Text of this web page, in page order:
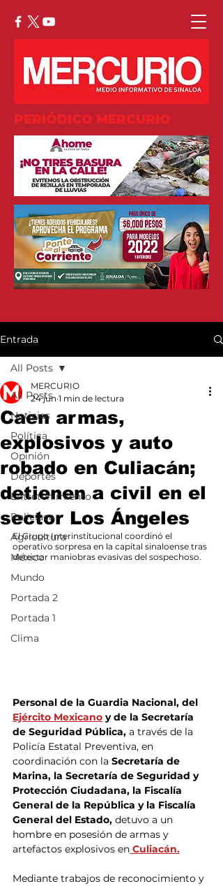
PERIÓDICO MERCURIO
Entrada
All Posts
Noticias
Política
Opinión
Deportes
Entretenimiento
Policiaca
Agricultura
México
Mundo
Portada 2
Portada 1
Clima
All Posts
Caen armas,
explosivos y auto
robado en Culiacán;
detienen a civil en el
sector Los Ángeles
MERCURIO
24 jun 1 min de lectura
El Grupo Interinstitucional coordinó el
operativo sorpresa en la capital sinaloense tras
detectar maniobras evasivas del sospechoso.
Personal de la Guardia Nacional, del
Ejército Mexicano y de la Secretaría
de Seguridad Pública, a través de la
Policía Estatal Preventiva, en
coordinación con la Secretaría de
Marina, la Secretaría de Seguridad y
Protección Ciudadana, la Fiscalía
General de la República y la Fiscalía
General del Estado, detuvo a un
hombre en posesión de armas y
artefactos explosivos en Culiacán.
Mediante trabajos de reconocimiento y